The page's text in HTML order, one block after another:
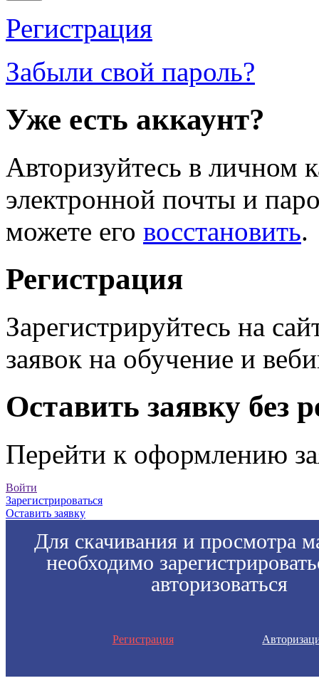
Регистрация
Забыли свой пароль?
Уже есть аккаунт?
Авторизуйтесь в личном
электронной почты и
можете его восстановить.
Регистрация
Зарегистрируйтесь на
заявок на обучение и
Оставить заявку без
Перейти к оформлению
Войти
Зарегистрироваться
Оставить заявку
Для скачивания и просмотра
необходимо
авторизоваться
Регистрация